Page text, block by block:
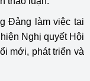
Đảng làm việc tại
Nghị quyết Hội
mới, phát triển và